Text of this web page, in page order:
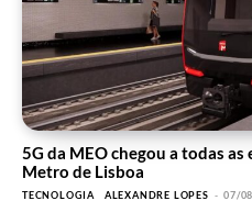
5G da MEO chegou a todas
Metro de Lisboa
TECNOLOGIA ALEXANDRE LOPES - 07/